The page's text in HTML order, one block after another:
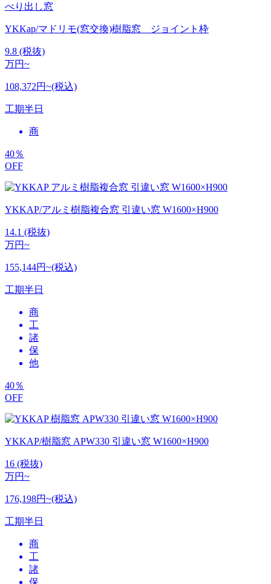
YKKap/マドリモ(窓交換)樹脂窓 ジョイント枠
9.8 (税抜)
万円~
108,372円~(税込)
工期半日
商
40％
OFF
YKKAP/アルミ樹脂複合窓 引違い窓 W1600×H900
14.1 (税抜)
万円~
155,144円~(税込)
工期半日
商
工
諸
保
他
40％
OFF
YKKAP/樹脂窓 APW330 引違い窓 W1600×H900
16 (税抜)
万円~
176,198円~(税込)
工期半日
商
工
諸